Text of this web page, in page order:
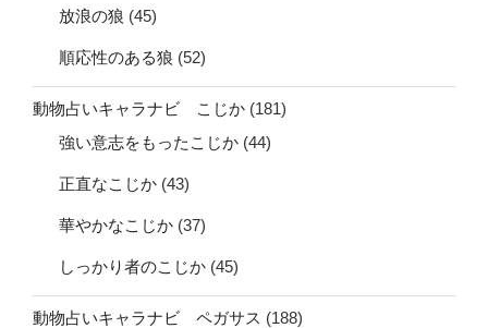
放浪の狼 (45)
順応性のある狼 (52)
動物占いキャラナビ こじか (181)
強い意志をもったこじか (44)
正直なこじか (43)
華やかなこじか (37)
しっかり者のこじか (45)
動物占いキャラナビ ペガサス (188)